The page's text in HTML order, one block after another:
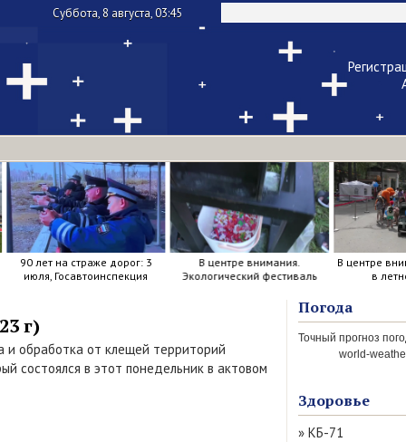
Суббота, 8 августа, 03:45
Чужой
Напомнить
90 лет на страже дорог: 3
июля, Госавтоинспекция
В центре внимания.
Экологический фестиваль
В центре
в
г)
и обработка от клещей территорий
состоялся в этот понедельник в актовом
Погода
world-
Здоровье
» КБ-71